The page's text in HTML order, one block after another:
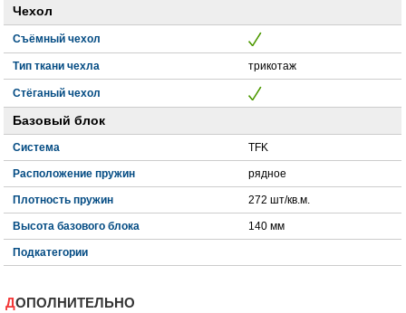
Чехол
Съёмный чехол
Тип ткани чехла трикотаж
Стёганый чехол
Базовый блок
Система TFK
Расположение пружин рядное
Плотность пружин 272 шт/кв.м.
Высота базового блока 140 мм
Подкатегории
ДОПОЛНИТЕЛЬНО